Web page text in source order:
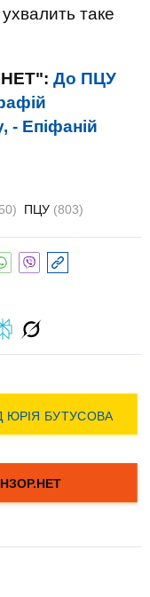
таке
До ПЦУ
- Епіфаній
ПЦУ (803)